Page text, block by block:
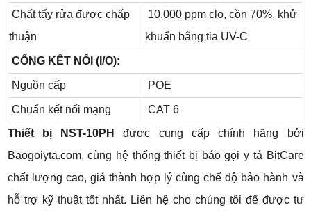
Chất tẩy rửa được chấp
thuận
10.000 ppm clo, cồn 70%, khử
khuẩn bằng tia UV-C
CỔNG KẾT NỐI (I/O):
Nguồn cấp POE
Chuẩn kết nối mạng
CAT 6
Thiết bị NST-10PH
được cung cấp chính hãng bởi
Baogoiyta.com, cùng hệ thống thiết bị báo gọi y tá BitCare
chất lượng cao, giá thành hợp lý cùng chế độ bảo hành và
hỗ trợ kỹ thuật tốt nhất. Liên hệ cho chúng tôi để được tư